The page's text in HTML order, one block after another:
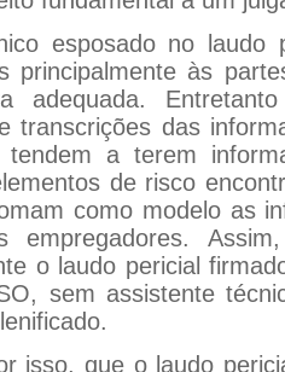
esposado no laudo
principalmente às
adequada.
transcrições das
a terem
de risco
como modelo as
empregadores.
o laudo pericial
sem assistente
isso, que o laudo